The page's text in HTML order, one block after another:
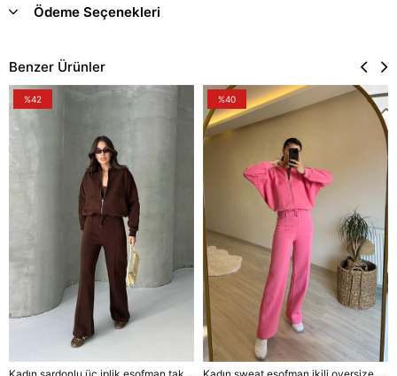
Ödeme Seçenekleri
Benzer Ürünler
%42 %40